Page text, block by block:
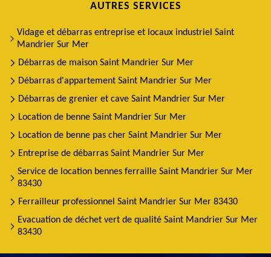
AUTRES SERVICES
Vidage et débarras entreprise et locaux industriel Saint
Mandrier Sur Mer
Débarras de maison Saint Mandrier Sur Mer
Débarras d'appartement Saint Mandrier Sur Mer
Débarras de grenier et cave Saint Mandrier Sur Mer
Location de benne Saint Mandrier Sur Mer
Location de benne pas cher Saint Mandrier Sur Mer
Entreprise de débarras Saint Mandrier Sur Mer
Service de location bennes ferraille Saint Mandrier Sur Mer
83430
Ferrailleur professionnel Saint Mandrier Sur Mer 83430
Evacuation de déchet vert de qualité Saint Mandrier Sur Mer
83430